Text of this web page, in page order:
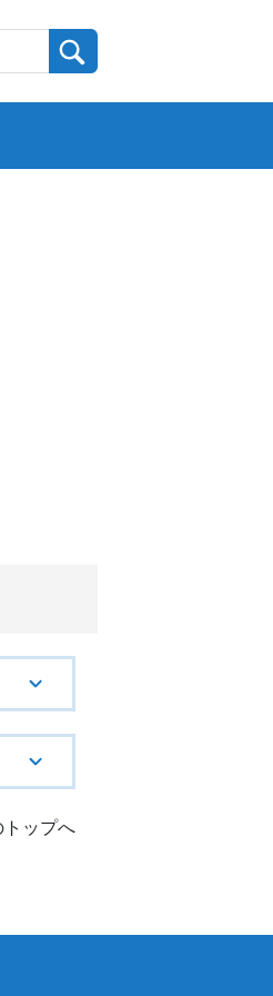
ップへ